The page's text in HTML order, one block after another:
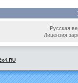
Русская
Лицензия